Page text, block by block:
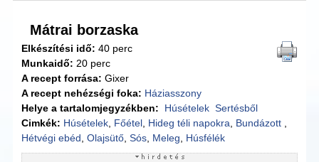
Mátrai borzaska
Elkészítési idő: 40 perc
Munkaidő: 20 perc
A recept forrása: Gixer
A recept nehézségi foka: Háziasszony
Helye a tartalomjegyzékben:
Húsételek Sertésből
Cimkék: Húsételek Főétel Hideg téli napokra Bundázott
Hétvégi ebéd ,Olajsütő ,Sós Meleg Húsfélék